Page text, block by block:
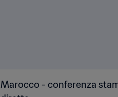
Marocco - conferenza